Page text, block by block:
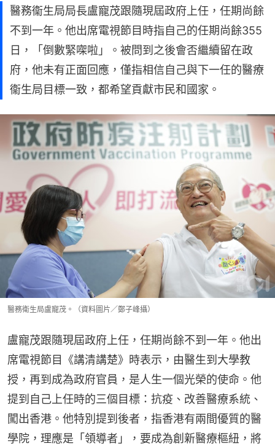
醫務衞生局局長盧寵茂跟隨現屆政府上任，任期尚餘
不到一年。他出席電視節目時指自己的任期尚餘355
日，「倒數緊㗎啦」。被問到之後會否繼續留在政
府，他未有正面回應，僅指相信自己與下一任的醫療
衞生局目標一致，都希望貢獻市民和國家。
醫務衛生局盧寵茂。（資料圖片／鄭子峰攝）
盧寵茂跟隨現屆政府上任，任期尚餘不到一年。他出
席電視節目《講清講楚》時表示，由醫生到大學教
授，再到成為政府官員，是人生一個光榮的使命。他
提到自己上任時的三個目標：抗疫、改善醫療系統、
闖出香港。他特別提到後者，指香港有兩間優質的醫
學院，理應是「領導者」，要成為創新醫療樞紐，將